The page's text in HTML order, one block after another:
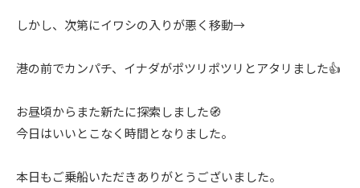
しかし、次第にイワシの入りが悪く移動→
港の前でカンパチ、イナダがポツリポツリとアタリました👍
お昼頃からまた新たに探索しました🧭
今日はいいとこなく時間となりました。
本日もご乗船いただきありがとうございました。